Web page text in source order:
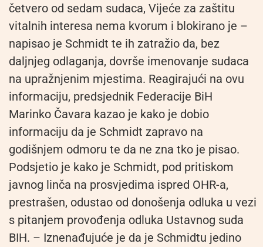
četvero od sedam sudaca, Vijeće za zaštitu
vitalnih interesa nema kvorum i blokirano je –
napisao je Schmidt te ih zatražio da, bez
daljnjeg odlaganja, dovrše imenovanje sudaca
na upražnjenim mjestima. Reagirajući na ovu
informaciju, predsjednik Federacije BiH
Marinko Čavara kazao je kako je dobio
informaciju da je Schmidt zapravo na
godišnjem odmoru te da ne zna tko je pisao.
Podsjetio je kako je Schmidt, pod pritiskom
javnog linča na prosvjedima ispred OHR-a,
prestrašen, odustao od donošenja odluka u vezi
s pitanjem provođenja odluka Ustavnog suda
BIH. – Iznenađujuće je da je Schmidtu jedino